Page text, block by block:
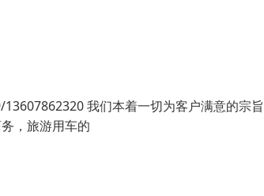
13607862320 我们本着一切为客户满意的宗
，旅游用车的